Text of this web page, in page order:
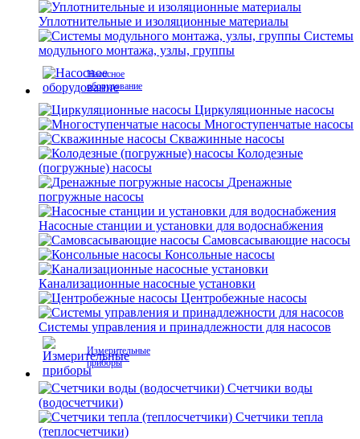
Уплотнительные и изоляционные материалы
Системы
модульного монтажа, узлы, группы
Насосное
оборудование
Циркуляционные насосы
Многоступенчатые насосы
Скважинные насосы
Колодезные
(погружные) насосы
Дренажные
погружные насосы
Насосные станции и установки для водоснабжения
Самовсасывающие насосы
Консольные насосы
Канализационные насосные установки
Центробежные насосы
Системы управления и принадлежности для насосов
Измерительные
приборы
Счетчики воды
(водосчетчики)
Счетчики тепла
(теплосчетчики)